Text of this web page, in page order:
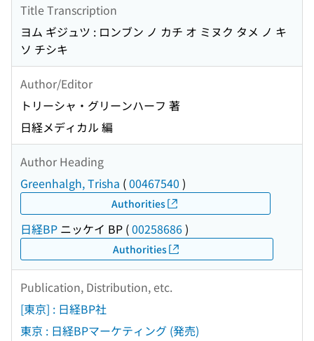
Title Transcription
ヨム ギジュツ : ロンブン ノ カチ オ ミヌク タメ ノ キ
ソ チシキ
Author/Editor
トリーシャ・グリーンハーフ 著
日経メディカル 編
Author Heading
Greenhalgh, Trisha (00467540 )
Authorities
日経BP ニッケイ BP (00258686)
Authorities
Publication, Distribution, etc.
[東京] : 日経BP社
東京 : 日経BPマーケティング (発売)